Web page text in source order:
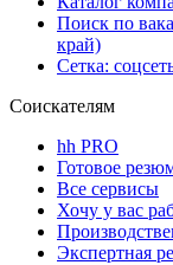
Поиск по
край)
Сетка:
Соискателям
hh PRO
Готовое
Все сервисы
Хочу у вас
Экспертная